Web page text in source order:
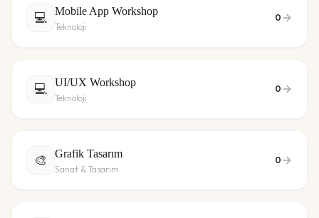
💻 Mobile App Workshop
Teknoloji
0
💻 UI/UX Workshop
Teknoloji
0
🎨 Grafik Tasarım
Sanat & Tasarım
0